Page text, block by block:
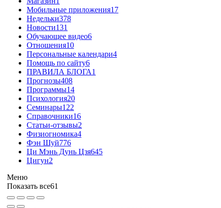
Мобильные приложения17
Недельки378
Новости131
Обучающее видео6
Отношения10
Персональные календари4
Помощь по сайту6
ПРАВИЛА БЛОГА1
Прогнозы408
Программы14
Психология20
Семинары122
Справочники16
Статьи-отзывы2
Физиогномика4
Фэн Шуй776
Ци Мэнь Дунь Цзя645
Цигун2
Меню
Показать все61